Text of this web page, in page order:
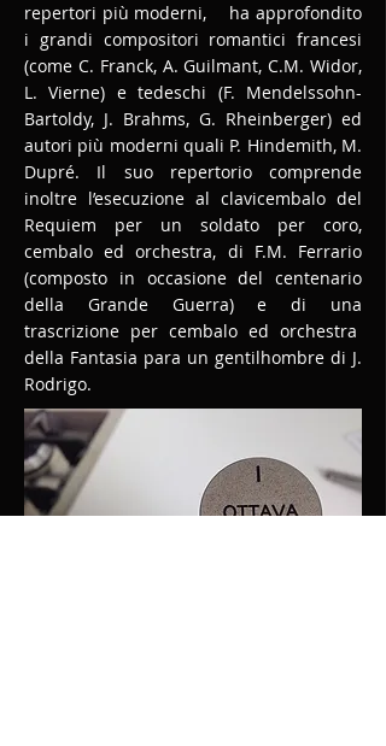
repertori più moderni, ha approfondito
i grandi compositori romantici francesi
(come C. Franck, A. Guilmant, C.M. Widor,
L. Vierne) e tedeschi (F. Mendelssohn-
Bartoldy, J. Brahms, G. Rheinberger) ed
autori più moderni quali P. Hindemith, M.
Dupré. Il suo repertorio comprende
inoltre l’esecuzione al clavicembalo del
Requiem per un soldato per coro,
cembalo ed orchestra, di F.M. Ferrario
(composto in occasione del centenario
della Grande Guerra) e di una
trascrizione per cembalo ed orchestra
della Fantasia para un gentilhombre di J.
Rodrigo.